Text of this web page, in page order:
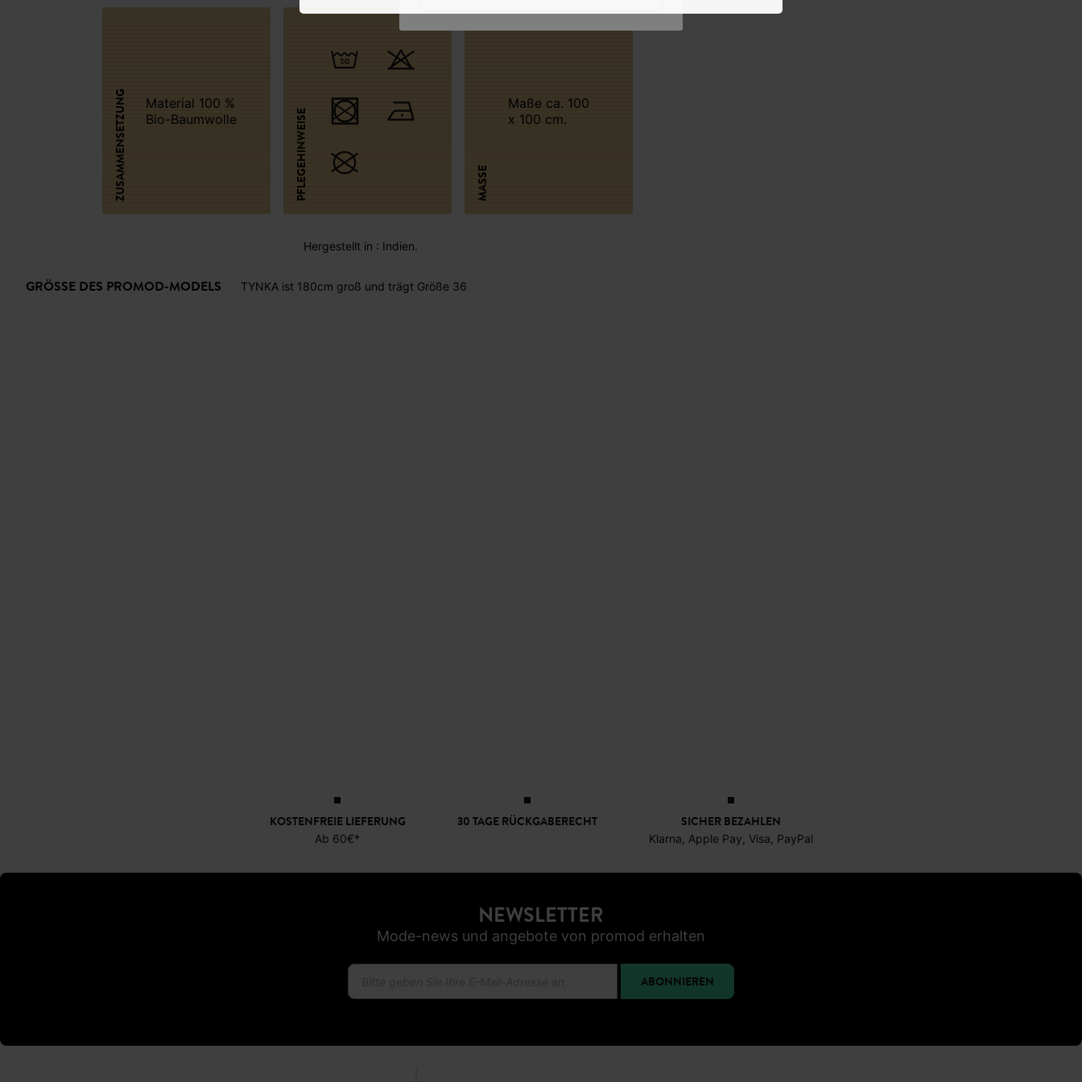
ZUSAMMENSETZUNG
Material 100 %
Bio-Baumwolle
PFLEGEHINWEISE MASSE
Maße ca. 100
x 100 cm.
Hergestellt in : Indien.
GRÖSSE DES PROMOD-MODELS TYNKA ist 180cm groß und trägt Größe 36
KOSTENFREIE LIEFERUNG
Ab 60€*
30 TAGE RÜCKGABERECHT SICHER BEZAHLEN
Klarna, Apple Pay, Visa, PayPal
NEWSLETTER
Mode-news und angebote von promod erhalten
ABONNIEREN